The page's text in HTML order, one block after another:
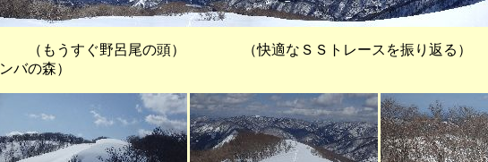
（もうすぐ野呂尾の頭） （快適なＳＳトレースを振り返る
ンバの森）